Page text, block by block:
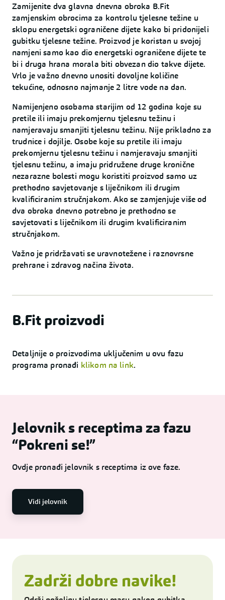
Zamijenite dva glavna dnevna obroka B.Fit
zamjenskim obrocima za kontrolu tjelesne težine u
sklopu energetski ograničene dijete kako bi pridonijeli
gubitku tjelesne težine. Proizvod je koristan u svojoj
namjeni samo kao dio energetski ograničene dijete te
bi i druga hrana morala biti obvezan dio takve dijete.
Vrlo je važno dnevno unositi dovoljne količine
tekućine, odnosno najmanje 2 litre vode na dan.
Namijenjeno osobama starijim od 12 godina koje su
pretile ili imaju prekomjernu tjelesnu težinu i
namjeravaju smanjiti tjelesnu težinu. Nije prikladno za
trudnice i dojilje. Osobe koje su pretile ili imaju
prekomjernu tjelesnu težinu i namjeravaju smanjiti
tjelesnu težinu, a imaju pridružene druge kronične
nezarazne bolesti mogu koristiti proizvod samo uz
prethodno savjetovanje s liječnikom ili drugim
kvalificiranim stručnjakom. Ako se zamjenjuje više od
dva obroka dnevno potrebno je prethodno se
savjetovati s liječnikom ili drugim kvalificiranim
stručnjakom.
Važno je pridržavati se uravnotežene i raznovrsne
prehrane i zdravog načina života.
B.Fit proizvodi
Detaljnije o proizvodima uključenim u ovu fazu
programa pronađi klikom na link.
Jelovnik s receptima za fazu
“Pokreni se!”
Ovdje pronađi jelovnik s receptima iz ove faze.
Vidi jelovnik
Zadrži dobre navike!